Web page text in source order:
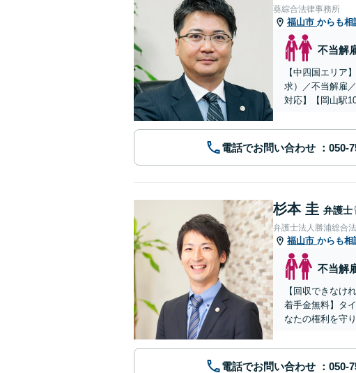
葵綜合法律事務所
福山市 からも相
不当解
【中四国エリア
求）／不当解雇
対応】【岡山駅10
電話でお問い合わせ
杉本 圭 弁護士
弁護士法人勝浦総合
福山市 からも相
不当解
【回収できなけ
着手金無料】タ
なたの権利を守
電話でお問い合わせ